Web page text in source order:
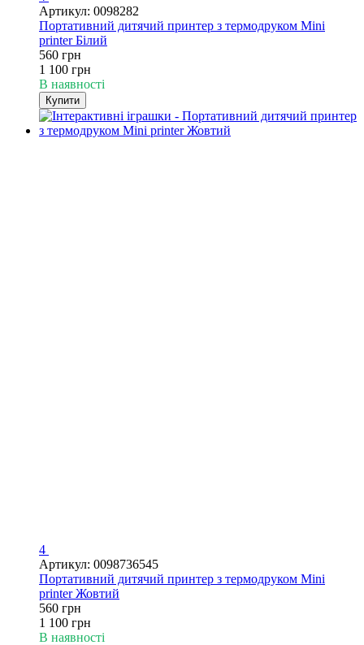
Артикул: 0098282
Портативний дитячий принтер з термодруком Mini
printer Білий
560 грн
1 100 грн
В наявності
Купити
4
Артикул: 0098736545
Портативний дитячий принтер з термодруком Mini
printer Жовтий
560 грн
1 100 грн
В наявності